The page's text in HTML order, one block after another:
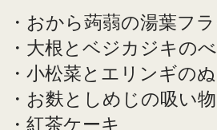
・おから蒟蒻の湯葉フラ
・大根とベジカジキの
・小松菜とエリンギの
・お麩としめじの吸い物
・紅茶ケーキ